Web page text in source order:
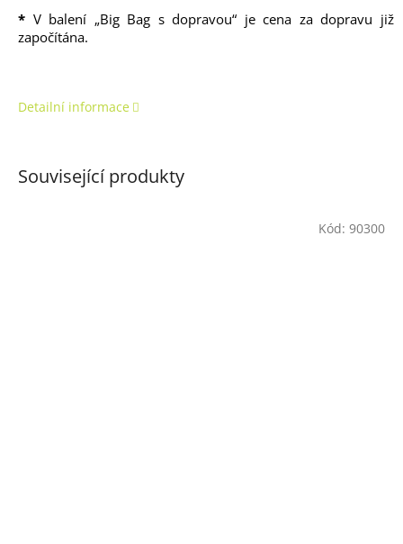
* V balení „Big Bag s dopravou“ je cena za dopravu již
započítána.
Detailní informace
Související produkty
Kód: 90300